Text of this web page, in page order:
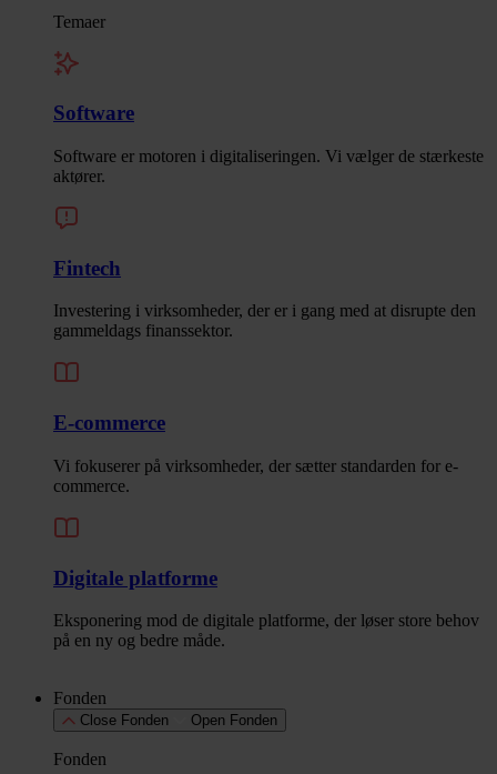
Temaer
Software
Software er motoren i digitaliseringen. Vi vælger de stærkeste
aktører.
Fintech
Investering i virksomheder, der er i gang med at disrupte den
gammeldags finanssektor.
E-commerce
Vi fokuserer på virksomheder, der sætter standarden for e-
commerce.
Digitale platforme
Eksponering mod de digitale platforme, der løser store behov
på en ny og bedre måde.
Fonden
Close Fonden Open Fonden
Fonden